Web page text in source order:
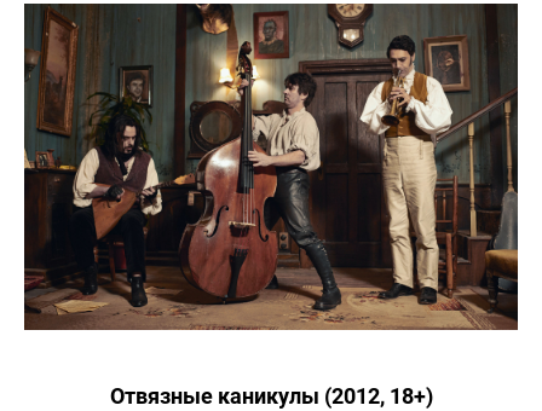
Отвязные каникулы (2012, 18+)